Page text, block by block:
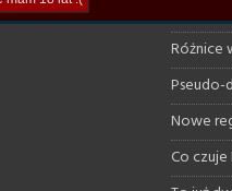
Różnice
Pseudo-
Nowe
Co czuje